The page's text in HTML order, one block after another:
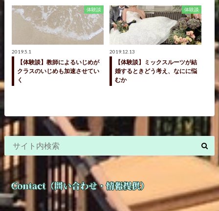
体験談
2019.5.1
【体験談】教師によるいじめが
クラスのいじめも加速させてい
く
体験談
2019.12.13
【体験談】ミックスルーツが結
婚するときどう考え、なにに悩
むか